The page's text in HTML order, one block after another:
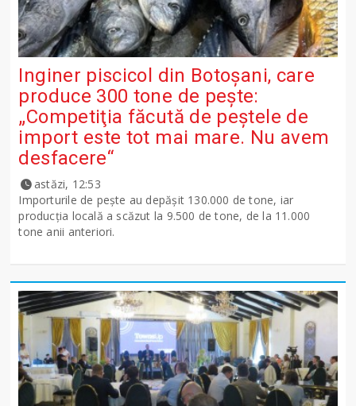
Inginer piscicol din Botoşani, care
produce 300 tone de peşte:
„Competiţia făcută de peştele de
import este tot mai mare. Nu avem
desfacere“
astăzi, 12:53
Importurile de peşte au depăşit 130.000 de tone, iar
producţia locală a scăzut la 9.500 de tone, de la 11.000
tone anii anteriori.